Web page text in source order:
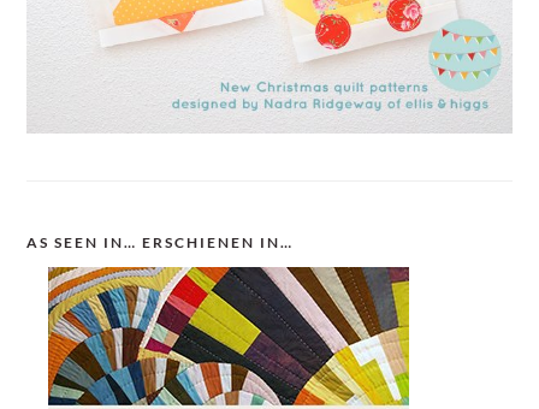
AS SEEN IN… ERSCHIENEN IN…